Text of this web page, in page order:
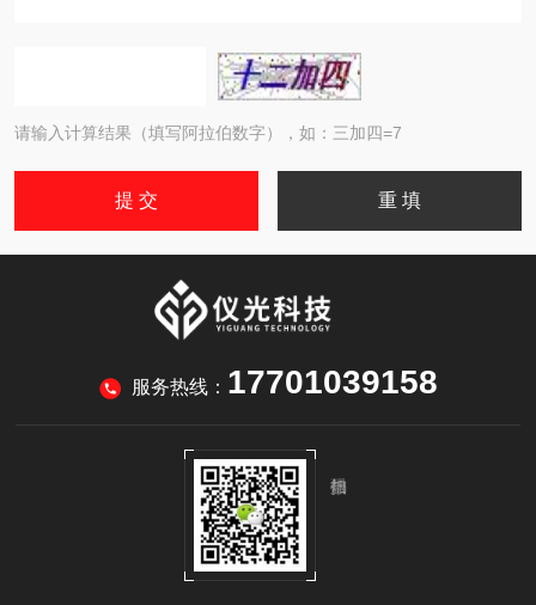
请输入计算结果（填写阿拉伯数字），如：三加四=7
服务热线： 17701039158